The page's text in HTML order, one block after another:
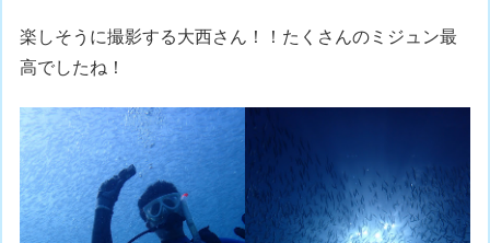
楽しそうに撮影する大西さん！！たくさんのミジュン最
高でしたね！